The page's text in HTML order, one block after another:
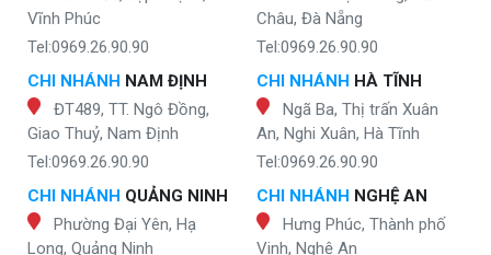
Vĩnh Phúc
Tel:0969.26.90.90
CHI NHÁNH NAM ĐỊNH
ĐT489, TT. Ngô Đồng,
Giao Thuỷ, Nam Định
Tel:0969.26.90.90
CHI NHÁNH QUẢNG NINH
Phường Đại Yên, Hạ
Long, Quảng Ninh
Châu, Đà Nẵng
Tel:0969.26.90.90
CHI NHÁNH HÀ TĨNH
Ngã Ba, Thị trấn Xuân
An, Nghi Xuân, Hà Tĩnh
Tel:0969.26.90.90
CHI NHÁNH NGHỆ AN
Hưng Phúc, Thành phố
Vinh, Nghệ An